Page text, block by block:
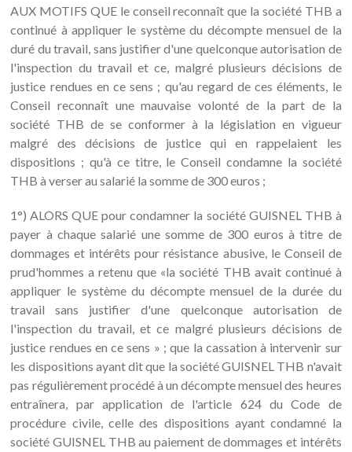
AUX MOTIFS QUE le conseil reconnaît que la société THB a
continué à appliquer le système du décompte mensuel de la
duré du travail, sans justifier d'une quelconque autorisation de
l'inspection du travail et ce, malgré plusieurs décisions de
justice rendues en ce sens ; qu'au regard de ces éléments, le
Conseil reconnaît une mauvaise volonté de la part de la
société THB de se conformer à la législation en vigueur
malgré des décisions de justice qui en rappelaient les
dispositions ; qu'à ce titre, le Conseil condamne la société
THB à verser au salarié la somme de 300 euros ;
1°) ALORS QUE pour condamner la société GUISNEL THB à
payer à chaque salarié une somme de 300 euros à titre de
dommages et intérêts pour résistance abusive, le Conseil de
prud'hommes a retenu que «la société THB avait continué à
appliquer le système du décompte mensuel de la durée du
travail sans justifier d'une quelconque autorisation de
l'inspection du travail, et ce malgré plusieurs décisions de
justice rendues en ce sens » ; que la cassation à intervenir sur
les dispositions ayant dit que la société GUISNEL THB n'avait
pas régulièrement procédé à un décompte mensuel des heures
entraînera, par application de l'article 624 du Code de
procédure civile, celle des dispositions ayant condamné la
société GUISNEL THB au paiement de dommages et intérêts